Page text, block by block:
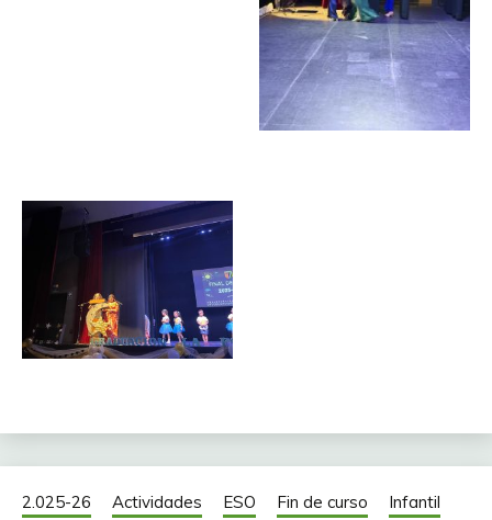
2.025-26 Actividades ESO Fin de curso
Infantil